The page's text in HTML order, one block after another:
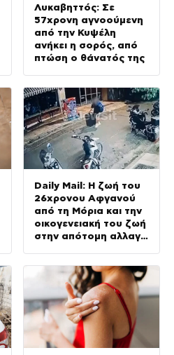
Λυκαβηττός: Σε
57χρονη αγνοούμενη
από την Κυψέλη
ανήκει η σορός, από
πτώση ο θάνατός της
Daily Mail: Η ζωή του
26χρονου Αφγανού
από τη Μόρια και την
οικογενειακή του ζωή
στην απότομη αλλαγή